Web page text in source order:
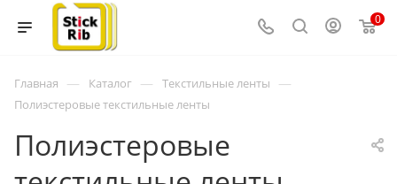
0
Главная — Каталог — Текстильные ленты —
Полиэстеровые текстильные ленты
Полиэстеровые